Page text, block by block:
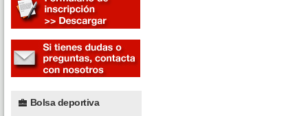
Bolsa deportiva